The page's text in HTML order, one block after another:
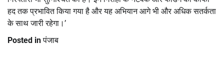
हद तक प्रभावित किया गया है और यह अभियान आगे भी और अधिक सतर्कता
के साथ जारी रहेगा।’
Posted inपंजाब